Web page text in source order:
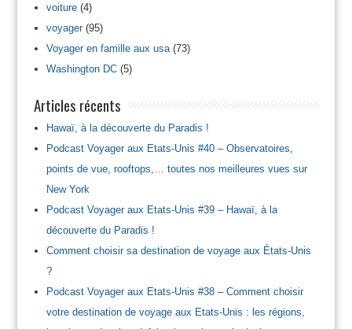
voiture(4)
voyager(95)
Voyager en famille aux usa(73)
Washington DC(5)
Articles récents
Hawaï, à la découverte du Paradis !
Podcast Voyager aux Etats-Unis #40 – Observatoires,
points de vue, rooftops,… toutes nos meilleures vues sur
New York
Podcast Voyager aux Etats-Unis #39 – Hawaï, à la
découverte du Paradis !
Comment choisir sa destination de voyage aux États-Unis
?
Podcast Voyager aux Etats-Unis #38 – Comment choisir
votre destination de voyage aux Etats-Unis : les régions,